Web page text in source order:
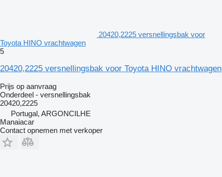
20420,2225 versnellingsbak voor
Toyota HINO vrachtwagen
5
20420,2225 versnellingsbak voor Toyota HINO vrachtwagen
Prijs op aanvraag
Onderdeel - versnellingsbak
20420,2225
Portugal, ARGONCILHE
Manaiacar
Contact opnemen met verkoper